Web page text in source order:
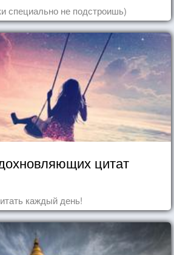
специально не подстроишь)
цитат
каждый день!